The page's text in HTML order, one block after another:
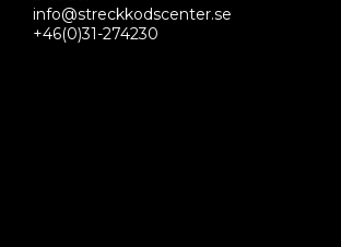
info@streckkodscenter.se
+46(0)31-274230